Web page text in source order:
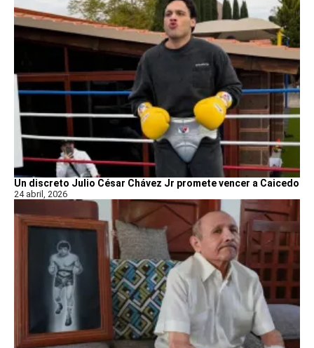
Un discreto Julio César Chávez Jr promete vencer a Caicedo
24 abril, 2026